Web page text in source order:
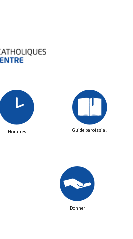
Horaires Guide paroissial
Donner